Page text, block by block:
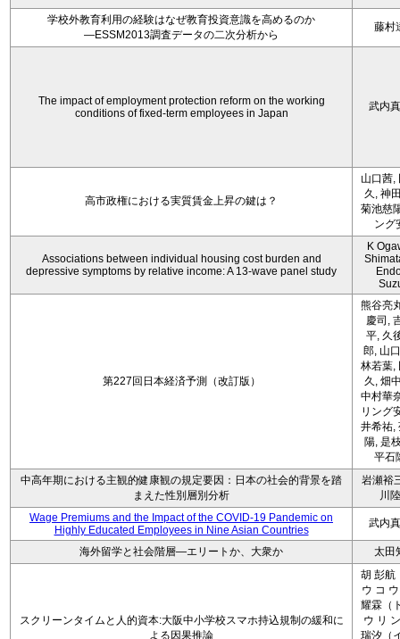
学校外教育利用の経験はなぜ教育投資意識を高めるのか
―ESSM2013調査データの二次分析から
藤村
The impact of employment protection reform on the working
conditions of fixed-term employees in Japan
武内
高市政権における実質賃金上昇の鍵は？
山口茜,
久, 神
菊池慈
ング
Associations between individual housing cost burden and
depressive symptoms by relative income: A 13-wave panel study
K
第227回日本経済予測（改訂版）
熊谷亮
慶司,
平, 久
郎, 山
林若葉,
久, 畑
中村華
リング
井希祐,
陽, 是
平石
中高年期における主観的健康観の規定要因：日本の社会的背景を踏
まえた性別層別分析
岩瀬裕
川
Wage Premiums and the Impact of the COVID‑19 Pandemic on
Highly Educated Employees in Nine Asian Countries
武内
海外留学と社会階層―エリートか、大衆か 太田
スクリーンタイムと人的資本:大阪中小学校スマホ持込規制の緩和に
よる因果推論
胡 彭航
ウ コ
耀霖（
ウ リ
瑞汐（